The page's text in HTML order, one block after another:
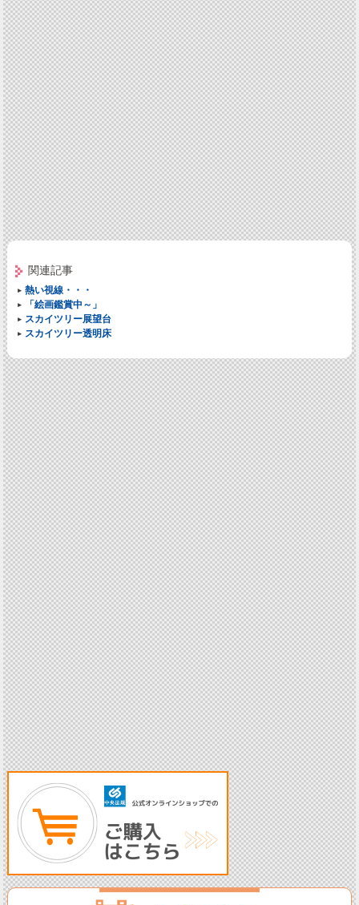
関連記事
熱い視線・・・
「絵画鑑賞中～」
スカイツリー展望台
スカイツリー透明床